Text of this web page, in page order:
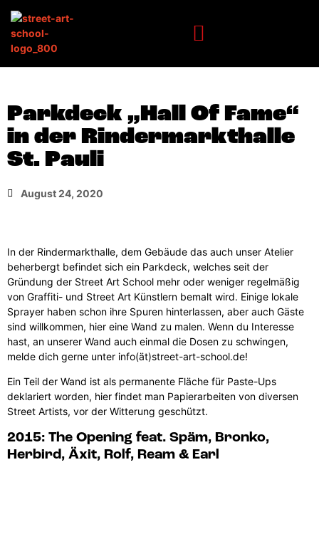
Parkdeck „Hall Of Fame“
in der Rindermarkthalle
St. Pauli
August 24, 2020
In der Rindermarkthalle, dem Gebäude das auch unser Atelier
beherbergt befindet sich ein Parkdeck, welches seit der
Gründung der Street Art School mehr oder weniger regelmäßig
von Graffiti- und Street Art Künstlern bemalt wird. Einige lokale
Sprayer haben schon ihre Spuren hinterlassen, aber auch Gäste
sind willkommen, hier eine Wand zu malen. Wenn du Interesse
hast, an unserer Wand auch einmal die Dosen zu schwingen,
melde dich gerne unter info(ät)street-art-school.de!
Ein Teil der Wand ist als permanente Fläche für Paste-Ups
deklariert worden, hier findet man Papierarbeiten von diversen
Street Artists, vor der Witterung geschützt.
2015: The Opening feat. Späm, Bronko,
Herbird, Äxit, Rolf, Ream & Earl